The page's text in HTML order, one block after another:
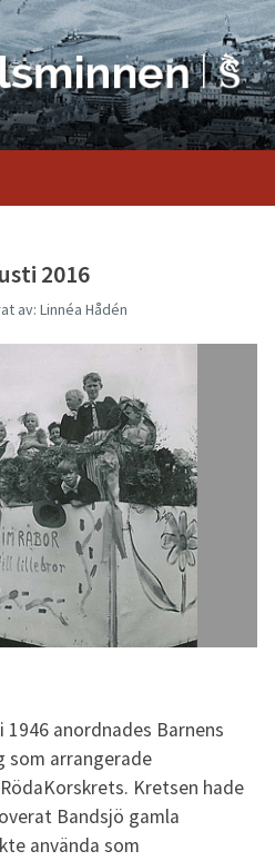
2016
av: Linnéa Hådén
anordnades Barnens
som arrangerade
Kretsen hade
Bandsjö gamla
använda som